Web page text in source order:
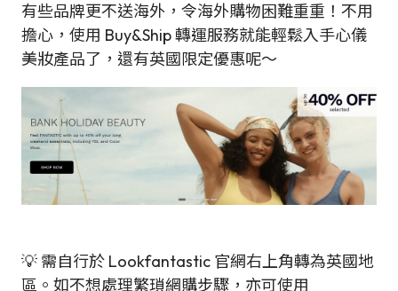
有些品牌更不送海外，令海外購物困難重重！不用
擔心，使用 Buy&Ship 轉運服務就能輕鬆入手心儀
美妝產品了，還有英國限定優惠呢～
💡 需自行於 Lookfantastic 官網右上角轉為英國地
區。如不想處理繁瑣網購步驟，亦可使用